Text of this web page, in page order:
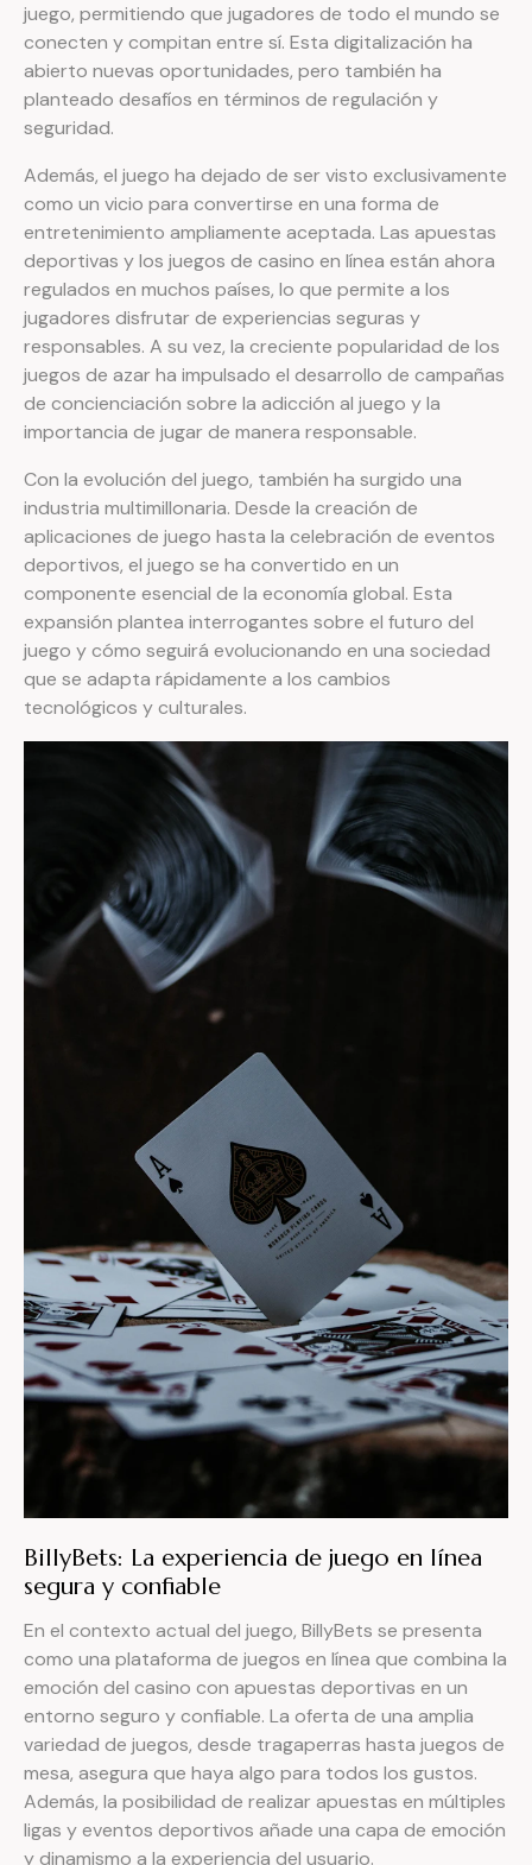
juego, permitiendo que jugadores de todo el mundo se
conecten y compitan entre sí. Esta digitalización ha
abierto nuevas oportunidades, pero también ha
planteado desafíos en términos de regulación y
seguridad.
Además, el juego ha dejado de ser visto exclusivamente
como un vicio para convertirse en una forma de
entretenimiento ampliamente aceptada. Las apuestas
deportivas y los juegos de casino en línea están ahora
regulados en muchos países, lo que permite a los
jugadores disfrutar de experiencias seguras y
responsables. A su vez, la creciente popularidad de los
juegos de azar ha impulsado el desarrollo de campañas
de concienciación sobre la adicción al juego y la
importancia de jugar de manera responsable.
Con la evolución del juego, también ha surgido una
industria multimillonaria. Desde la creación de
aplicaciones de juego hasta la celebración de eventos
deportivos, el juego se ha convertido en un
componente esencial de la economía global. Esta
expansión plantea interrogantes sobre el futuro del
juego y cómo seguirá evolucionando en una sociedad
que se adapta rápidamente a los cambios
tecnológicos y culturales.
BillyBets: La experiencia de juego en línea
segura y confiable
En el contexto actual del juego, BillyBets se presenta
como una plataforma de juegos en línea que combina la
emoción del casino con apuestas deportivas en un
entorno seguro y confiable. La oferta de una amplia
variedad de juegos, desde tragaperras hasta juegos de
mesa, asegura que haya algo para todos los gustos.
Además, la posibilidad de realizar apuestas en múltiples
ligas y eventos deportivos añade una capa de emoción
y dinamismo a la experiencia del usuario.